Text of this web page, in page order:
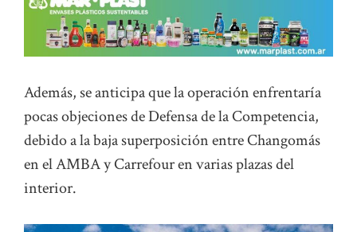
Además, se anticipa que la operación enfrentaría
pocas objeciones de Defensa de la Competencia,
debido a la baja superposición entre Changomás
en el AMBA y Carrefour en varias plazas del
interior.